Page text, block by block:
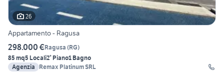
26
Appartamento - Ragusa
298.000 €Ragusa (RG)
85 mq5 Locali2° Piano1 Bagno
Agenzia
Remax Platinum SRL